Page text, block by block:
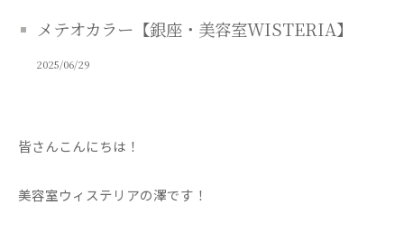
メテオカラー【銀座・美容室WISTERIA】
2025/06/29
皆さんこんにちは！
美容室ウィステリアの澤です！